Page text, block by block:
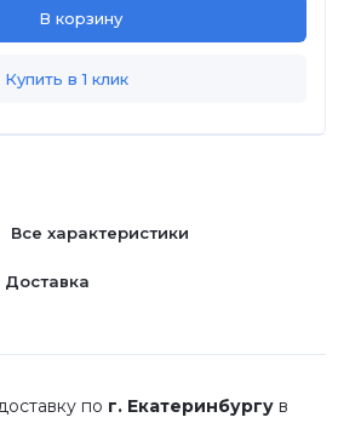
В корзину
Купить в 1 клик
Все характеристики
Доставка
по г. Екатеринбургу в